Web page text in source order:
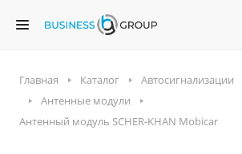
Главная Каталог Автосигнализации
Антенные модули
Антенный модуль SCHER-KHAN Mobicar